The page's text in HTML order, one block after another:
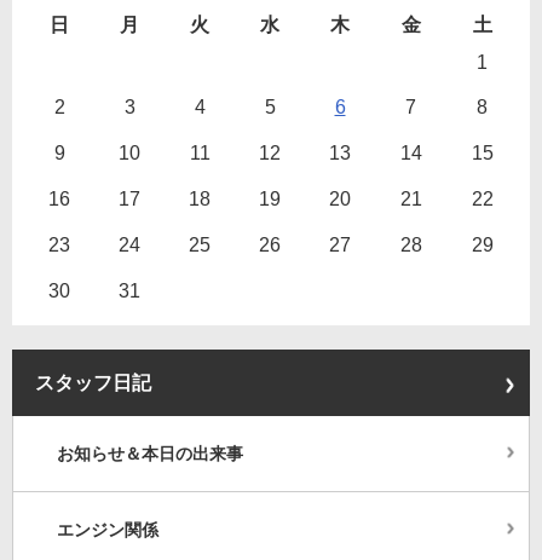
日 月 火 水 木 金
土
1
2 3 4 5 6 7 8
9 10 11 12 13 14 15
16 17 18 19 20 21 22
23 24 25 26 27 28 29
30 31
スタッフ日記
お知らせ＆本日の出来事
エンジン関係